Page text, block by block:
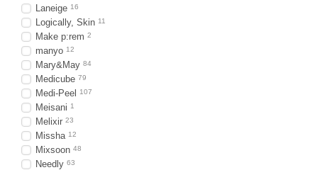
Laneige 16
Logically, Skin 11
Make p:rem 2
manyo 12
Mary&May 84
Medicube 79
Medi-Peel 107
Meisani 1
Melixir 23
Missha 12
Mixsoon 48
Needly 63